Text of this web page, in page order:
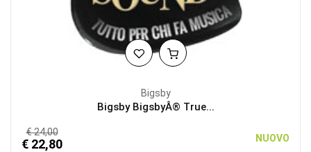
Bigsby
Bigsby BigsbyÂ® True...
€ 24,00
€ 22,80 NUOVO